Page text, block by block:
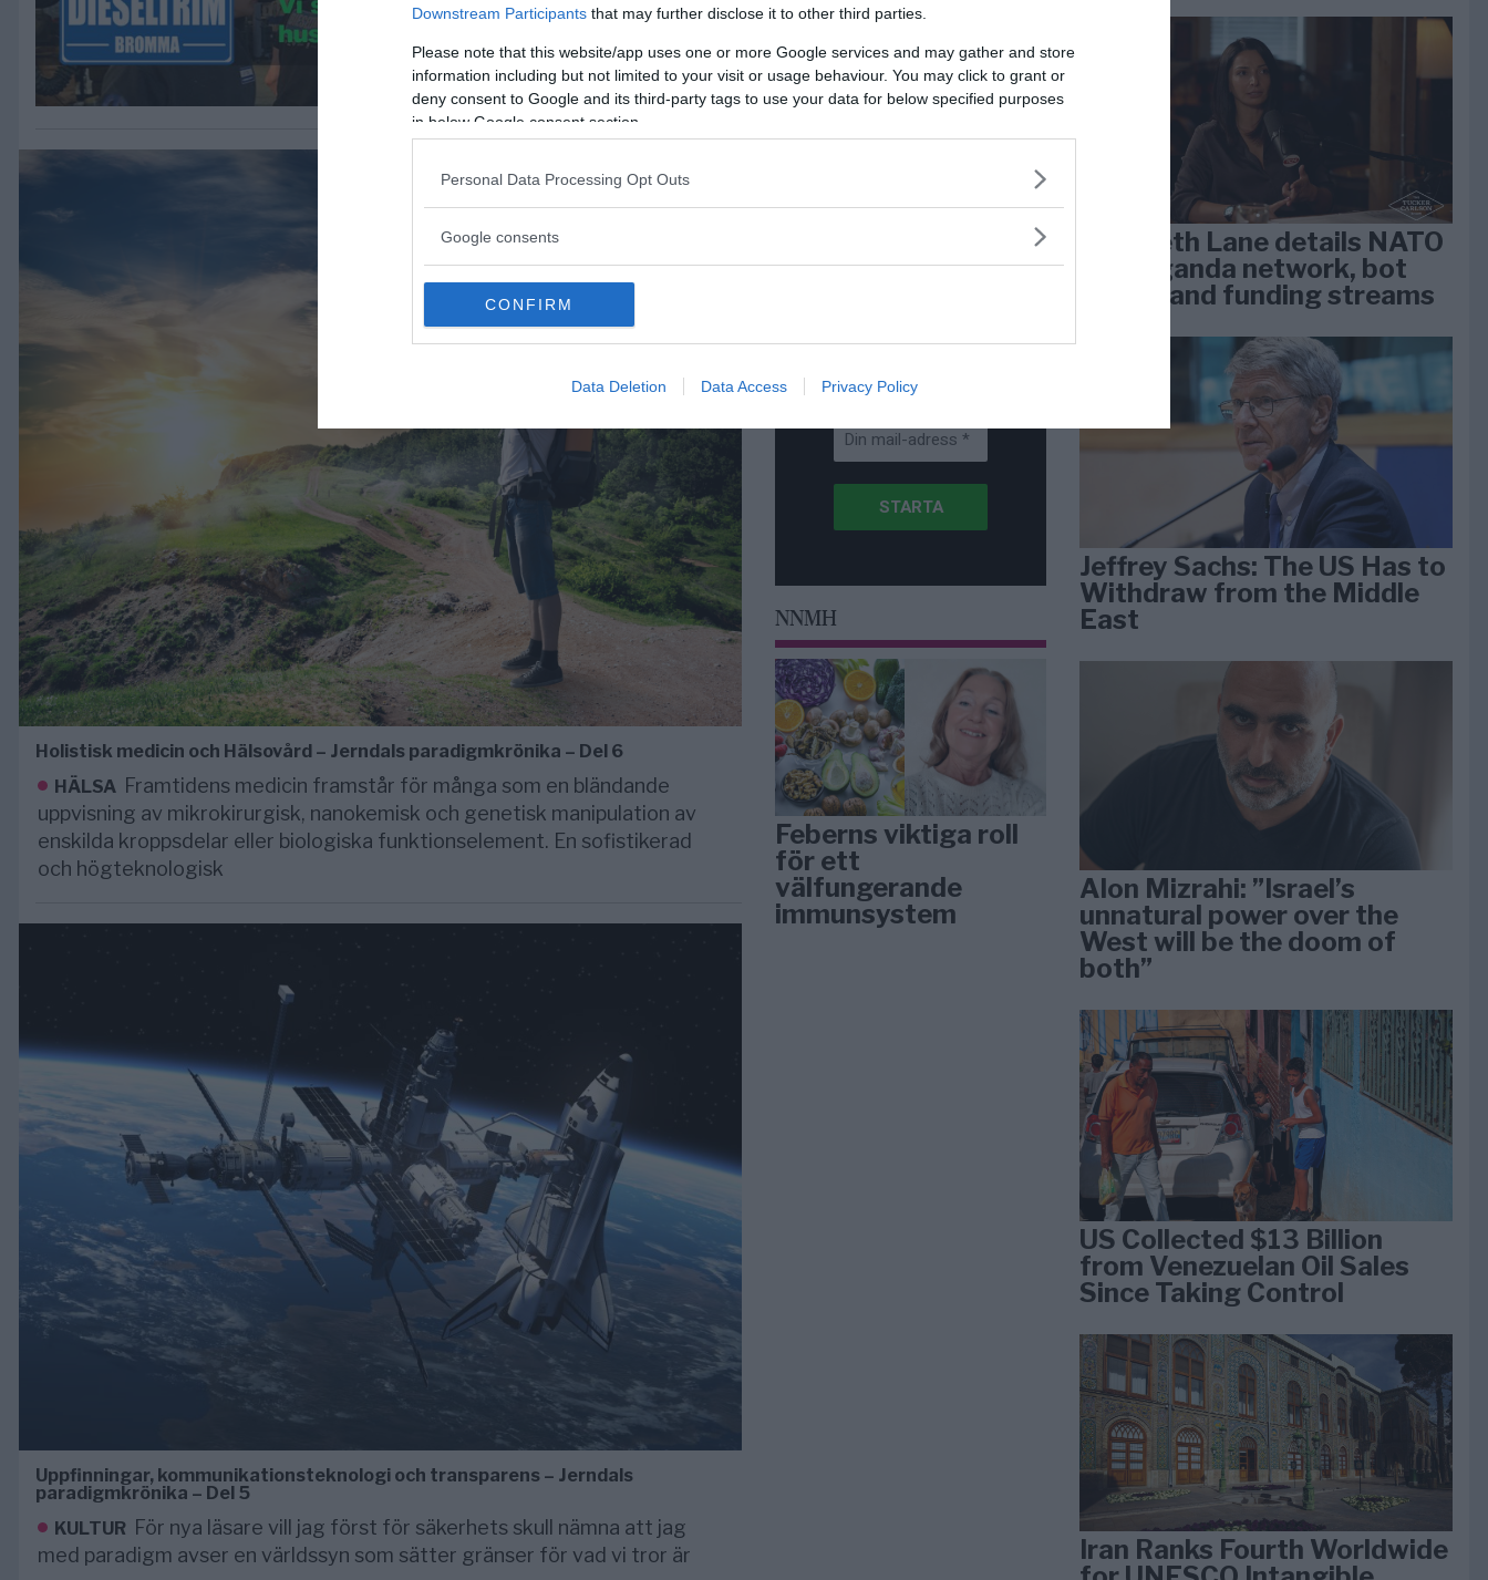
Downstream Participants that may further disclose it to other third parties.
Please note that this website/app uses one or more Google services and may gather and store
information including but not limited to your visit or usage behaviour. You may click to grant or
deny consent to Google and its third-party tags to use your data for below specified purposes
in below Google consent section.
Personal Data Processing Opt Outs
Google consents
CONFIRM
Data Deletion Data Access Privacy Policy
Holistisk medicin och Hälsovård – Jerndals paradigmkrönika – Del 6
HÄLSA Framtidens medicin framstår för många som en bländande
uppvisning av mikrokirurgisk, nanokemisk och genetisk manipulation av
enskilda kroppsdelar eller biologiska funktionselement. En sofistikerad
och högteknologisk
Uppfinningar, kommunikationsteknologi och transparens – Jerndals
paradigmkrönika – Del 5
KULTUR För nya läsare vill jag först för säkerhets skull nämna att jag
med paradigm avser en världssyn som sätter gränser för vad vi tror är
Tankesmedjan
Kreaprenör: En plan
för Sverige är redan
nyhets-mail
NNMH
Feberns viktiga roll
för ett
välfungerande
immunsystem
Elizabeth Lane details NATO
propaganda network, bot
farms, and funding streams
Jeffrey Sachs: The US Has to
Withdraw from the Middle
East
Alon Mizrahi: ”Israel’s
unnatural power over the
West will be the doom of
both”
US Collected $13 Billion
from Venezuelan Oil Sales
Since Taking Control
Iran Ranks Fourth Worldwide